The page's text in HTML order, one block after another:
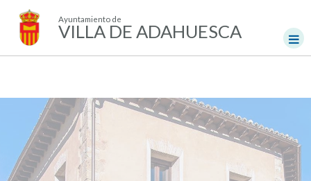
Ayuntamiento de
VILLA DE ADAHUESCA